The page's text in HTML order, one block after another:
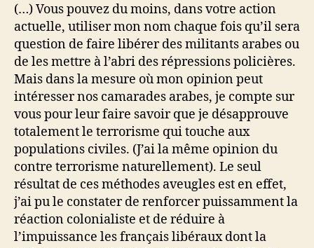
(…) Vous pouvez du moins, dans votre action
actuelle, utiliser mon nom chaque fois qu’il sera
question de faire libérer des militants arabes ou
de les mettre à l’abri des répressions policières.
Mais dans la mesure où mon opinion peut
intéresser nos camarades arabes, je compte sur
vous pour leur faire savoir que je désapprouve
totalement le terrorisme qui touche aux
populations civiles. (J’ai la même opinion du
contre terrorisme naturellement). Le seul
résultat de ces méthodes aveugles est en effet,
j’ai pu le constater de renforcer puissamment la
réaction colonialiste et de réduire à
l’impuissance les français libéraux dont la